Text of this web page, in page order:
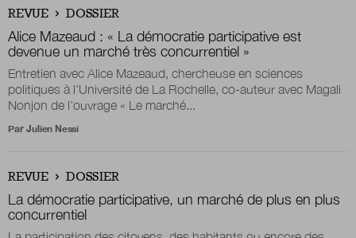
REVUE DOSSIER
Alice Mazeaud : « La démocratie participative est
devenue un marché très concurrentiel »
Entretien avec Alice Mazeaud, chercheuse en sciences
politiques à l'Université de La Rochelle, co-auteur avec Magali
Nonjon de l'ouvrage « Le marché...
Par Julien Nessi
REVUE DOSSIER
La démocratie participative, un marché de plus en plus
concurrentiel